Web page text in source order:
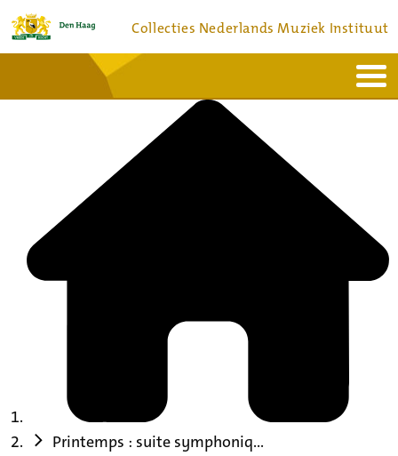
Collecties Nederlands Muziek Instituut
Bronnen en collecties
Printemps : suite symphoniq...